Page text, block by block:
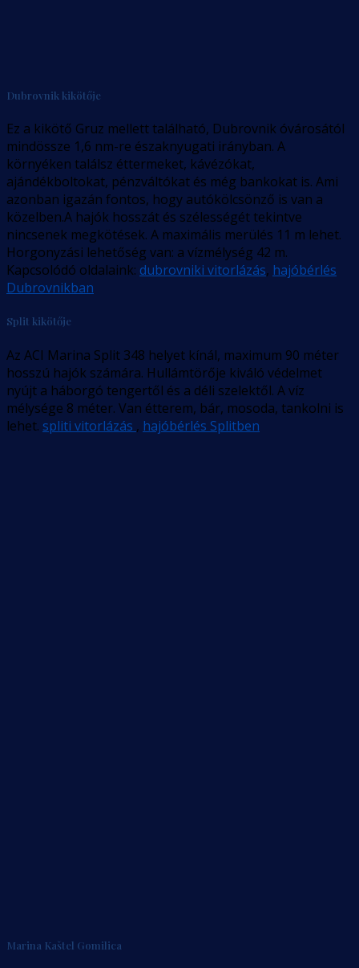
Dubrovnik kikötője
Ez a kikötő Gruz mellett található, Dubrovnik óvárosától
mindössze 1,6 nm-re északnyugati irányban. A
környéken találsz éttermeket, kávézókat,
ajándékboltokat, pénzváltókat és még bankokat is. Ami
azonban igazán fontos, hogy autókölcsönző is van a
közelben.A hajók hosszát és szélességét tekintve
nincsenek megkötések. A maximális merülés 11 m lehet.
Horgonyzási lehetőség van: a vízmélység 42 m.
Kapcsolódó oldalaink: dubrovniki vitorlázás, hajóbérlés
Dubrovnikban
Split kikötője
Az ACI Marina Split 348 helyet kínál, maximum 90 méter
hosszú hajók számára. Hullámtörője kiváló védelmet
nyújt a háborgó tengertől és a déli szelektől. A víz
mélysége 8 méter. Van étterem, bár, mosoda, tankolni is
lehet. spliti vitorlázás , hajóbérlés Splitben
Marina Kaštel Gomilica